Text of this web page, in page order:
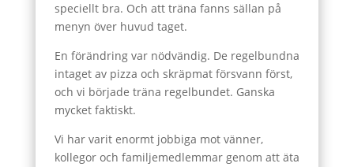
speciellt bra. Och att träna fanns sällan på
menyn över huvud taget.
En förändring var nödvändig. De regelbundna
intaget av pizza och skräpmat försvann först,
och vi började träna regelbundet. Ganska
mycket faktiskt.
Vi har varit enormt jobbiga mot vänner,
kollegor och familjemedlemmar genom att äta